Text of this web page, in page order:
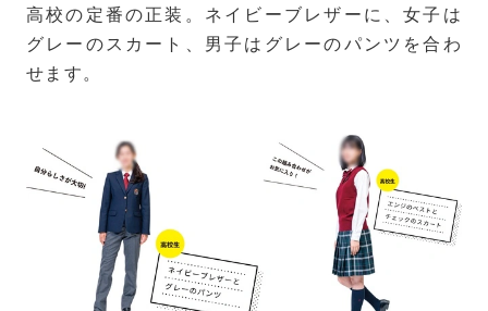
高校の定番の正装。ネイビーブレザーに、女子は
グレーのスカート、男子はグレーのパンツを合わ
せます。